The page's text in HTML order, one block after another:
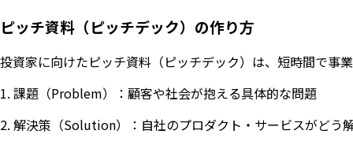
ピッチ資料（ピッチデック）の作り方
投資家に向けたピッチ資料（ピッチデック）は、短時間で事
1. 課題（Problem）：顧客や社会が抱える具体的な問題
2. 解決策（Solution）：自社のプロダクト・サービスがどう